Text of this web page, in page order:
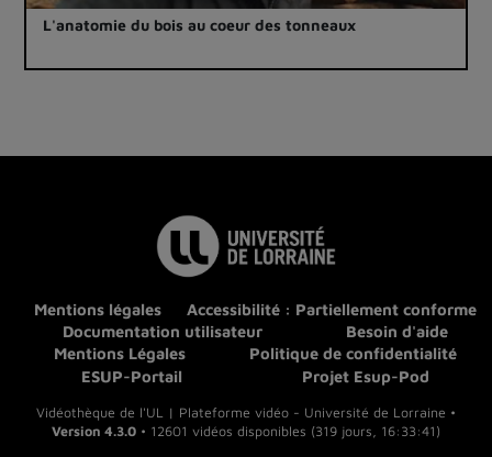
L'anatomie du bois au coeur des tonneaux
Mentions légales
Accessibilité : Partiellement conforme
Documentation utilisateur
Besoin d'aide
Mentions Légales
Politique de confidentialité
ESUP-Portail
Projet Esup-Pod
Vidéothèque de l'UL | Plateforme vidéo - Université de Lorraine •
Version 4.3.0 • 12601 vidéos disponibles (319 jours, 16:33:41)